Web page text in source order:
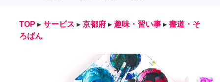
TOP ▸ サービス ▸ 京都府 ▸ 趣味・習い事 ▸ 書道・そ
ろばん